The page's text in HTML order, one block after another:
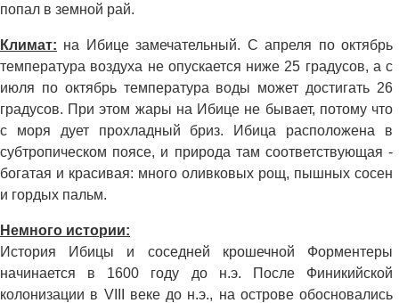
попал в земной рай.
Климат: на Ибице замечательный. С апреля по октябрь
температура воздуха не опускается ниже 25 градусов, а с
июля по октябрь температура воды может достигать 26
градусов. При этом жары на Ибице не бывает, потому что
с моря дует прохладный бриз. Ибица расположена в
субтропическом поясе, и природа там соответствующая -
богатая и красивая: много оливковых рощ, пышных сосен
и гордых пальм.
Немного истории:
История Ибицы и соседней крошечной Форментеры
начинается в 1600 году до н.э. После Финикийской
колонизации в VIII веке до н.э., на острове обосновались